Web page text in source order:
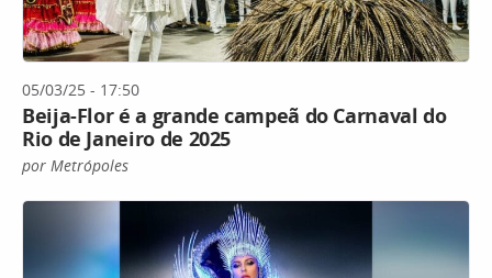
05/03/25 - 17:50
Beija-Flor é a grande campeã do Carnaval do
Rio de Janeiro de 2025
por Metrópoles